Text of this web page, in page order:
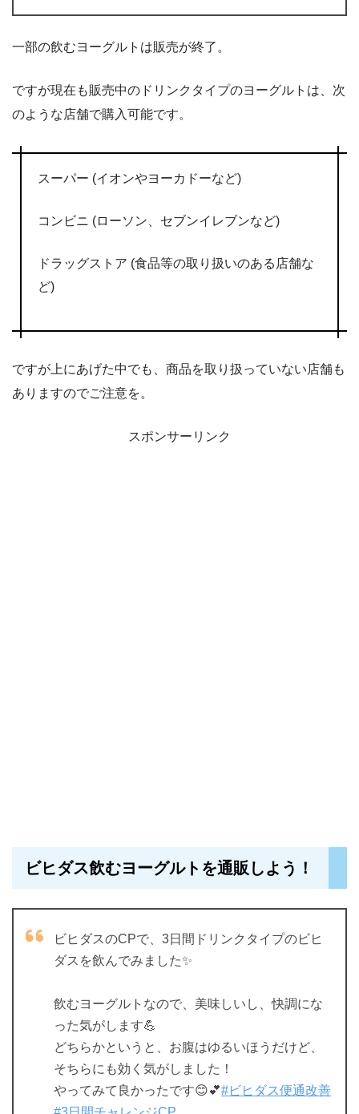
一部の飲むヨーグルトは販売が終了。
ですが現在も販売中のドリンクタイプのヨーグルトは、次
のような店舗で購入可能です。
スーパー (イオンやヨーカドーなど)
コンビニ (ローソン、セブンイレブンなど)
ドラッグストア (食品等の取り扱いのある店舗な
ど)
ですが上にあげた中でも、商品を取り扱っていない店舗も
ありますのでご注意を。
スポンサーリンク
ビヒダス飲むヨーグルトを通販しよう！
ビヒダスのCPで、3日間ドリンクタイプのビヒ
ダスを飲んでみました✨
飲むヨーグルトなので、美味しいし、快調にな
った気がします💪
どちらかというと、お腹はゆるいほうだけど、
そちらにも効く気がしました！
やってみて良かったです😊💕#ビヒダス便通改善